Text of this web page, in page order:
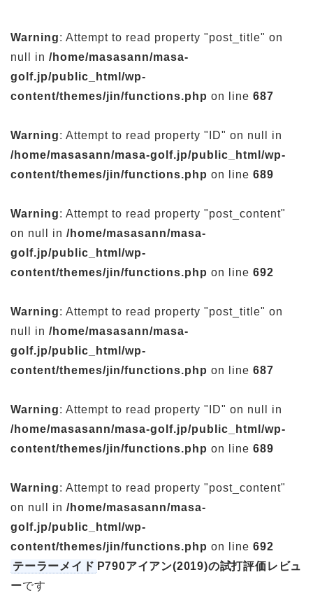
Warning: Attempt to read property "post_title" on
null in /home/masasann/masa-
golf.jp/public_html/wp-
content/themes/jin/functions.php on line 687
Warning: Attempt to read property "ID" on null in
/home/masasann/masa-golf.jp/public_html/wp-
content/themes/jin/functions.php on line 689
Warning: Attempt to read property "post_content"
on null in /home/masasann/masa-
golf.jp/public_html/wp-
content/themes/jin/functions.php on line 692
Warning: Attempt to read property "post_title" on
null in /home/masasann/masa-
golf.jp/public_html/wp-
content/themes/jin/functions.php on line 687
Warning: Attempt to read property "ID" on null in
/home/masasann/masa-golf.jp/public_html/wp-
content/themes/jin/functions.php on line 689
Warning: Attempt to read property "post_content"
on null in /home/masasann/masa-
golf.jp/public_html/wp-
content/themes/jin/functions.php on line 692
テーラーメイド P790アイアン(2019)の試打評価レビュ
ーです